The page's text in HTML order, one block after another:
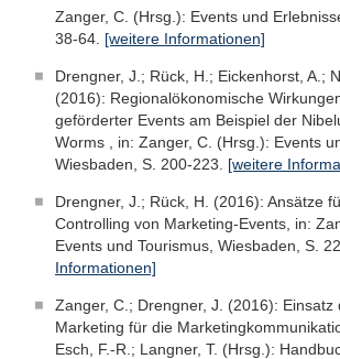
Zanger, C. (Hrsg.): Events und
38-64. [weitere Informationen]
Drengner, J.; Rück, H.; Eickenhorst, A.;
(2016): Regionalökonomische
geförderter Events am Beispiel der
Worms , in: Zanger, C. (Hrsg.): Events
Wiesbaden, S. 200-223. [weitere
Drengner, J.; Rück, H. (2016): Ansätze
Controlling von Marketing-Events, in:
Events und Tourismus, Wiesbaden, S.
Informationen]
Zanger, C.; Drengner, J. (2016): Einsatz
Marketing für die
Esch, F.-R.; Langner, T. (Hrsg.):